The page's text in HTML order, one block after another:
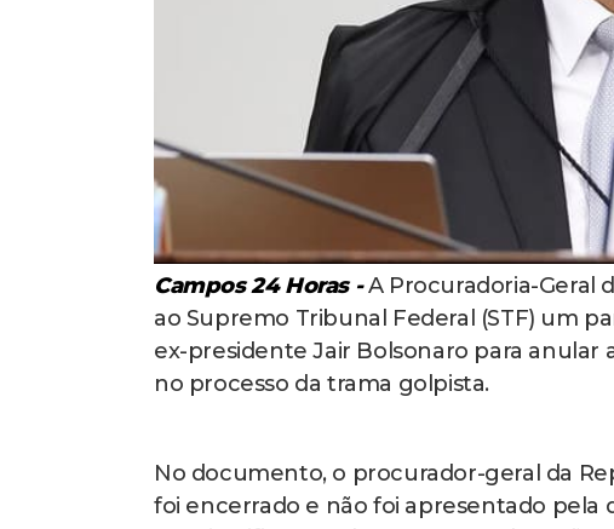
Campos 24 Horas -A Procuradoria-Geral
ao Supremo Tribunal Federal (STF) um
ex-presidente Jair Bolsonaro para anular
no processo da trama golpista.
No documento, o procurador-geral da
foi encerrado e não foi apresentado